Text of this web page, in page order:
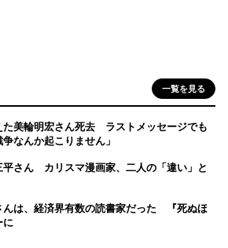
一覧を見る
た美輪明宏さん死去 ラストメッセージでも
なんか起こりません」
平さん カリスマ漫画家、二人の「違い」と
んは、経済界有数の読書家だった 『死ぬほ
に